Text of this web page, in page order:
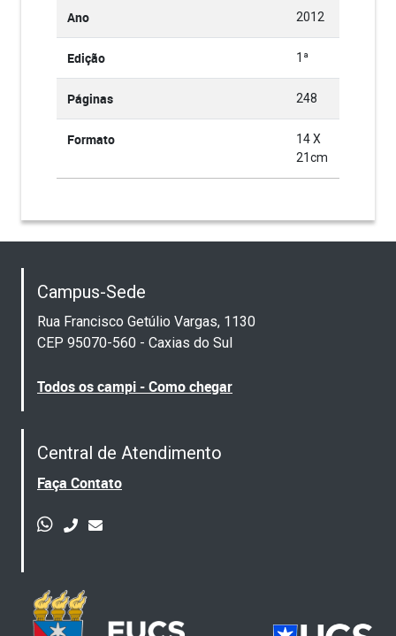
Ano 2012
Edição 1ª
Páginas 248
Formato
14 X
21cm
Campus-Sede
Rua Francisco Getúlio Vargas, 1130
CEP 95070-560 - Caxias do Sul
Todos os campi - Como chegar
Central de Atendimento
Faça Contato